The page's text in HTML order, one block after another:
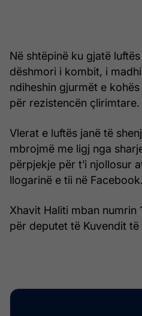
Në shtëpinë ku gjatë
dëshmori i kombit, i
ndiheshin gjurmët e
për rezistencën çlirimtare.
Vlerat e luftës janë të
mbrojmë me ligj nga
përpjekje për t’i njollosur
llogarinë e tii në Facebook.
Xhavit Haliti mban numrin
për deputet të Kuvendit të